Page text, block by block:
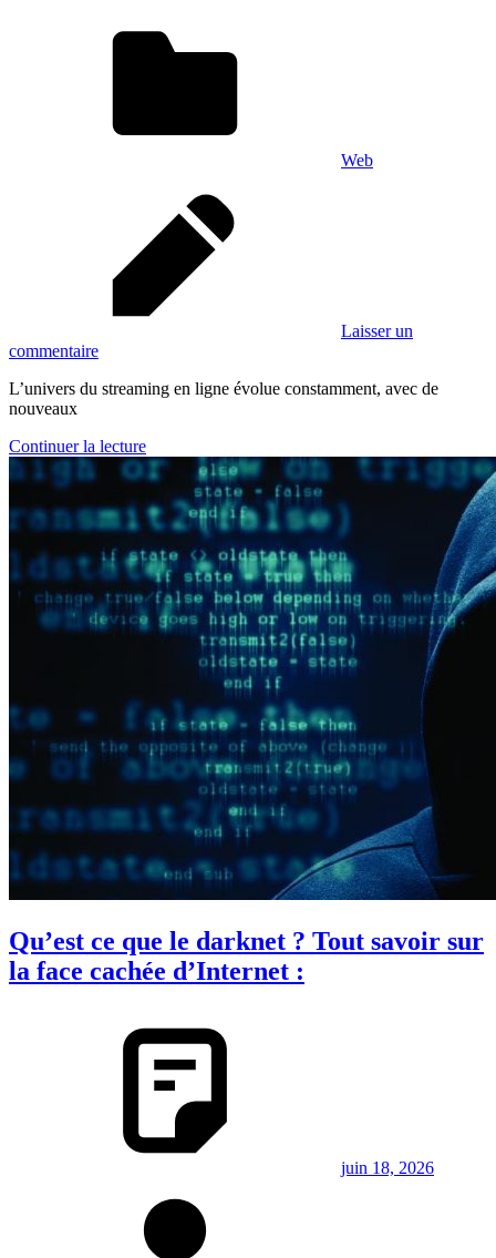
Web
Laisser un
commentaire
L’univers du streaming en ligne évolue constamment, avec de
nouveaux
Continuer la lecture
Qu’est ce que le darknet ? Tout savoir sur
la face cachée d’Internet :
juin 18, 2026